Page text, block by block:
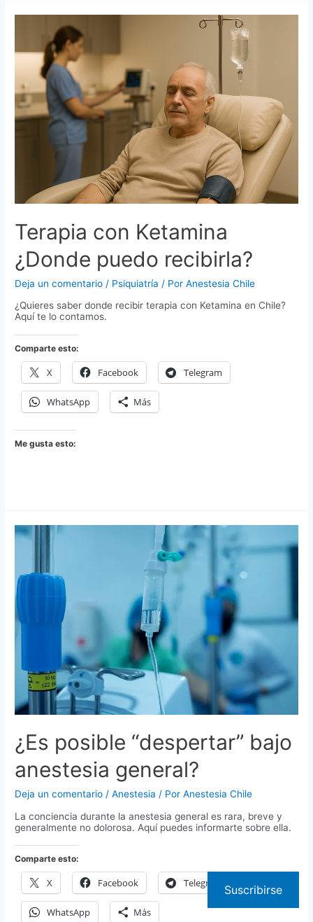
Terapia con Ketamina
¿Donde puedo recibirla?
Deja un comentario / Psiquiatría / PorAnestesia Chile
¿Quieres saber donde recibir terapia con Ketamina en Chile?
Aquí te lo contamos.
Comparte esto:
X Facebook Telegram
WhatsApp Más
Me gusta esto:
¿Es posible “despertar” bajo
anestesia general?
Deja un comentario /Anestesia / PorAnestesia Chile
La conciencia durante la anestesia general es rara, breve y
generalmente no dolorosa. Aquí puedes informarte sobre ella.
Comparte esto:
X Facebook Telegram
WhatsApp Más
Suscribirse